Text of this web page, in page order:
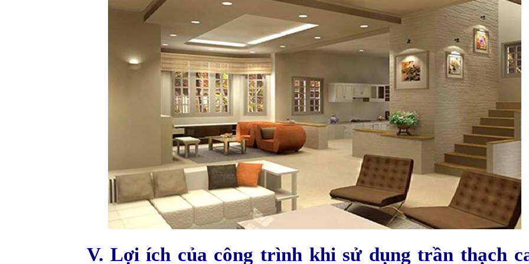
V. Lợi ích của công trình khi sử dụng trần thạch